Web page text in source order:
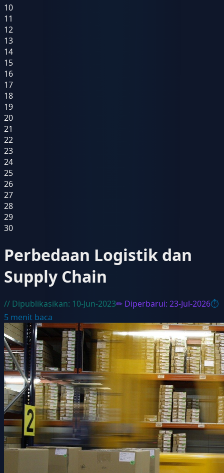
10
11
12
13
14
15
16
17
18
19
20
21
22
23
24
25
26
27
28
29
30
Perbedaan Logistik dan
Supply Chain
// Dipublikasikan: 10-Jun-2023✏ Diperbarui: 23-Jul-2026⏱
5 menit baca